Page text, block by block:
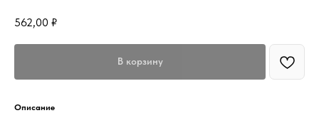
562,00 ₽
В корзину
Описание